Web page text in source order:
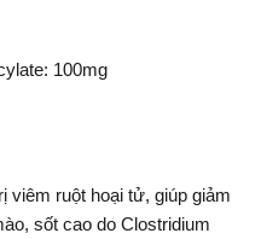
100mg
viêm ruột hoại tử, giúp giảm
sốt cao do Clostridium